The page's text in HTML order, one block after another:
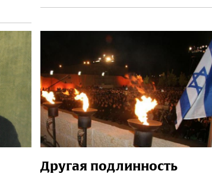
Другая подлинность